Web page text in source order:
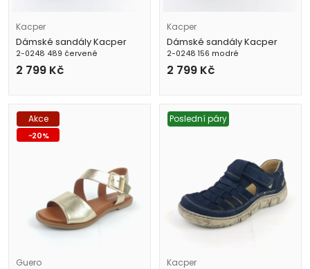
Kacper
Dámské sandály Kacper
2-0248 489 červené
2 799 Kč
Kacper
Dámské sandály Kacper
2-0248 156 modré
2 799 Kč
Akce
-20%
Guero
Poslední páry
Kacper